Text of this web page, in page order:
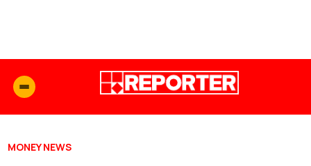
MONEY NEWS